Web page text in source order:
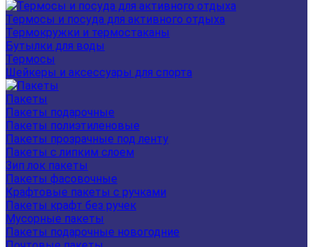
Термосы и посуда для активного отдыха
Термокружки и термостаканы
Бутылки для воды
Термосы
Шейкеры и аксессуары для спорта
Пакеты
Пакеты подарочные
Пакеты полиэтиленовые
Пакеты прозрачные под ленту
Пакеты с липким слоем
Зип лок пакеты
Пакеты фасовочные
Крафтовые пакеты с ручками
Пакеты крафт без ручек
Мусорные пакеты
Пакеты подарочные новогодние